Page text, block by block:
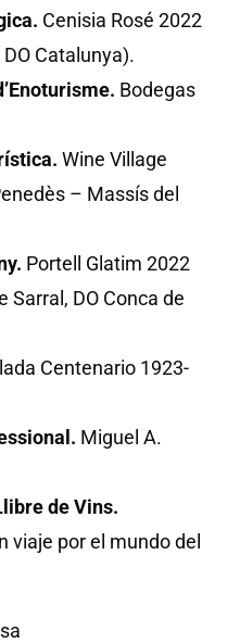
Cenisia Rosé 2022
Catalunya).
Bodegas
Wine Village
– Massís del
Portell Glatim 2022
Sarral, DO Conca de
Centenario 1923-
Miguel A.
de Vins.
viaje por el mundo del